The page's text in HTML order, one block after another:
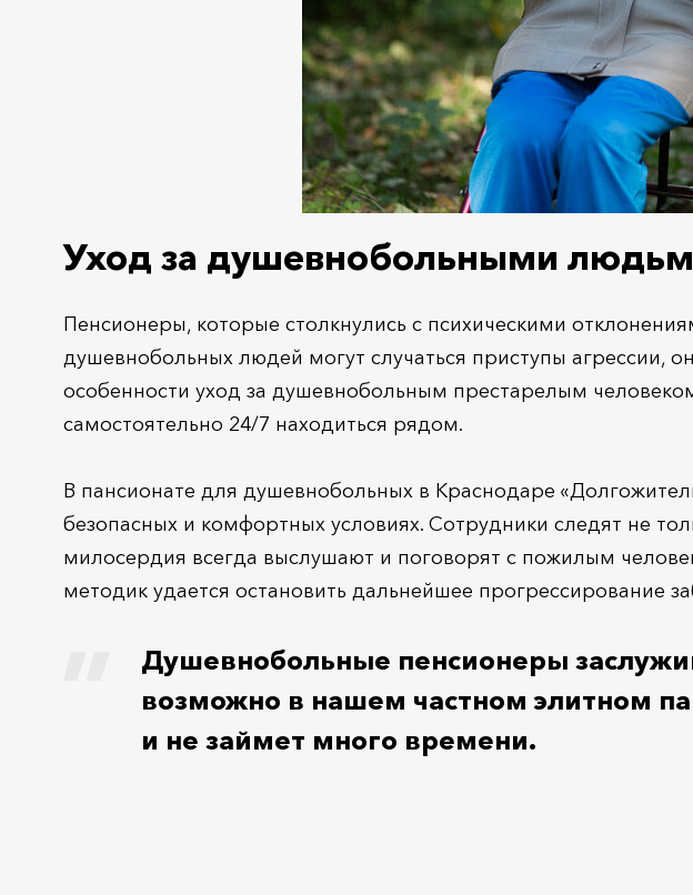
Уход за душевнобольными
Пенсионеры, которые столкнулись с психическими
душевнобольных людей могут случаться приступы агрессии,
особенности уход за душевнобольным престарелым
самостоятельно 24/7 находиться рядом.
В пансионате для душевнобольных в Краснодаре
безопасных и комфортных условиях. Сотрудники следят не
милосердия всегда выслушают и поговорят с пожилым
методик удается остановить дальнейшее прогрессирование
Душевнобольные пенсионеры
возможно в нашем частном элитном
и не займет много времени.